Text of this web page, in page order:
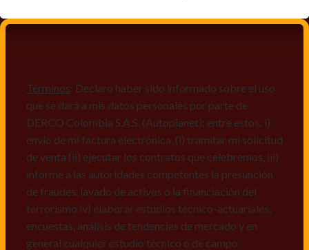
Términos: Declaro haber sido informado sobre el uso
que se dará a mis datos personales por parte de
DERCO Colombia S.A.S. (Autoplanet); entre estos: i)
envío de mi factura electrónica, (i) tramitar mi solicitud
de venta (ii) ejecutar los contratos que celebremos, iii)
informe a las autoridades competentes la presunción
de fraudes, lavado de activos o la financiación del
terrorismo iv) elaborar estudios técnico-actuariales,
encuestas, análisis de tendencias de mercado y en
general cualquier estudio técnico o de campo